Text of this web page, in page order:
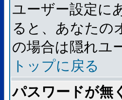
ユーザー設定に
ると、あなたの
の場合は隠れユ
トップに戻る
パスワードが無